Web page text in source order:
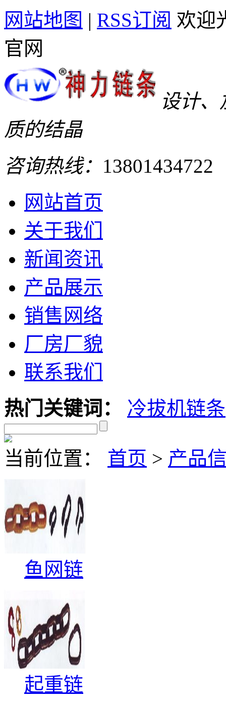
网站地图 | RSS订阅 欢迎
官网
设计
质的结晶
咨询热线： 13801434722
网站首页
关于我们
新闻资讯
产品展示
销售网络
厂房厂貌
联系我们
热门关键词：
冷拔机链条
当前位置： 首页 > 产品
鱼网链
起重链